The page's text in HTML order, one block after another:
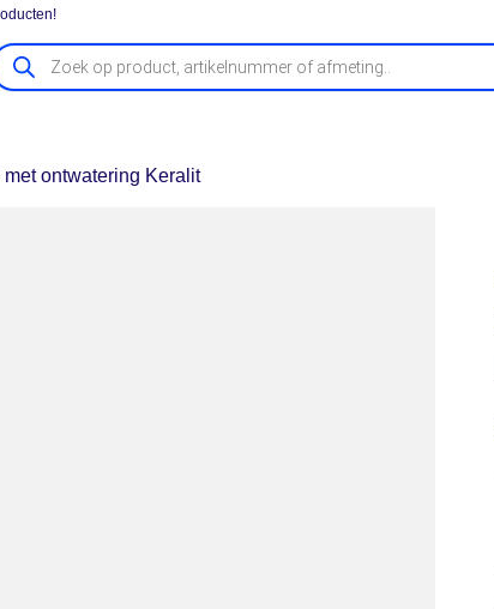
ontwatering Keralit